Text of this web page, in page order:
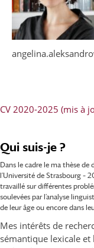
CV 2020-2025 (mis à
Qui suis-je ?
Dans le cadre le ma thèse
l’Université de Strasbourg –
travaillé sur différentes
soulevées par l’analyse
de leur âge ou encore dans
Mes intérêts de
sémantique lexicale et